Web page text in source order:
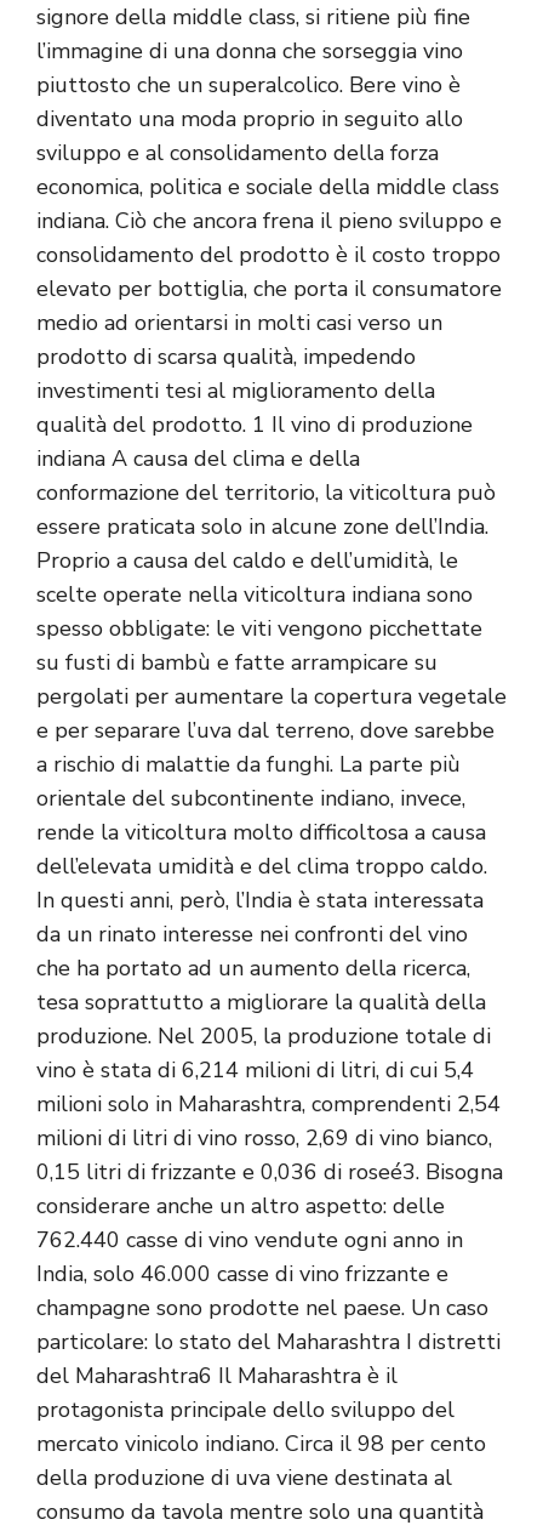
signore della middle class, si ritiene più fine
l’immagine di una donna che sorseggia vino
piuttosto che un superalcolico. Bere vino è
diventato una moda proprio in seguito allo
sviluppo e al consolidamento della forza
economica, politica e sociale della middle class
indiana. Ciò che ancora frena il pieno sviluppo e
consolidamento del prodotto è il costo troppo
elevato per bottiglia, che porta il consumatore
medio ad orientarsi in molti casi verso un
prodotto di scarsa qualità, impedendo
investimenti tesi al miglioramento della
qualità del prodotto. 1 Il vino di produzione
indiana A causa del clima e della
conformazione del territorio, la viticoltura può
essere praticata solo in alcune zone dell’India.
Proprio a causa del caldo e dell’umidità, le
scelte operate nella viticoltura indiana sono
spesso obbligate: le viti vengono picchettate
su fusti di bambù e fatte arrampicare su
pergolati per aumentare la copertura vegetale
e per separare l’uva dal terreno, dove sarebbe
a rischio di malattie da funghi. La parte più
orientale del subcontinente indiano, invece,
rende la viticoltura molto difficoltosa a causa
dell’elevata umidità e del clima troppo caldo.
In questi anni, però, l’India è stata interessata
da un rinato interesse nei confronti del vino
che ha portato ad un aumento della ricerca,
tesa soprattutto a migliorare la qualità della
produzione. Nel 2005, la produzione totale di
vino è stata di 6,214 milioni di litri, di cui 5,4
milioni solo in Maharashtra, comprendenti 2,54
milioni di litri di vino rosso, 2,69 di vino bianco,
0,15 litri di frizzante e 0,036 di roseé3. Bisogna
considerare anche un altro aspetto: delle
762.440 casse di vino vendute ogni anno in
India, solo 46.000 casse di vino frizzante e
champagne sono prodotte nel paese. Un caso
particolare: lo stato del Maharashtra I distretti
del Maharashtra6 Il Maharashtra è il
protagonista principale dello sviluppo del
mercato vinicolo indiano. Circa il 98 per cento
della produzione di uva viene destinata al
consumo da tavola mentre solo una quantità